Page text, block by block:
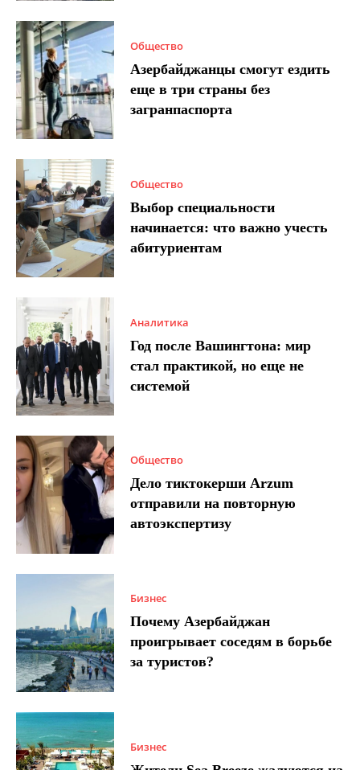
Общество
Азербайджанцы смогут ездить
еще в три страны без
загранпаспорта
Общество
Выбор специальности
начинается: что важно учесть
абитуриентам
Аналитика
Год после Вашингтона: мир
стал практикой, но еще не
системой
Общество
Дело тиктокерши Arzum
отправили на повторную
автоэкспертизу
Бизнес
Почему Азербайджан
проигрывает соседям в борьбе
за туристов?
Бизнес